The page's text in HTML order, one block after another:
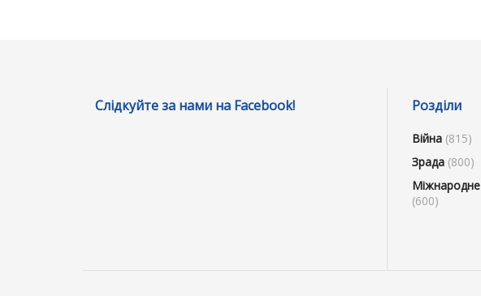
Слідкуйте за нами на Facebook! Розділи
Війна (815)
Зрада (800)
Міжнародне
(600)